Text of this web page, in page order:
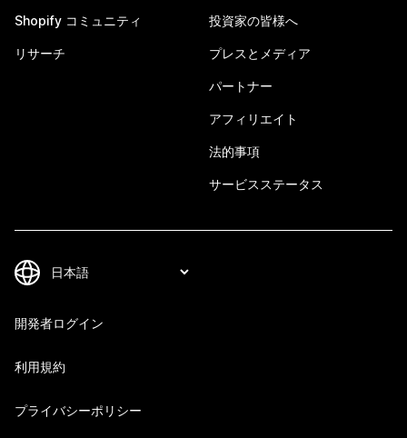
Shopify コミュニティ
リサーチ
投資家の皆様へ
プレスとメディア
パートナー
アフィリエイト
法的事項
サービスステータス
開発者ログイン
利用規約
プライバシーポリシー